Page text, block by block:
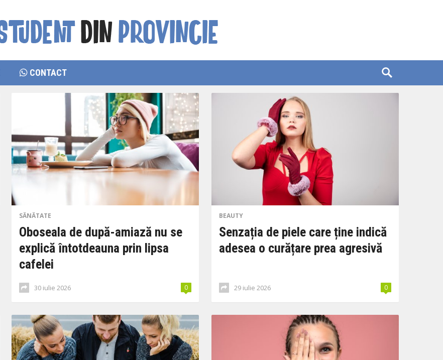
CONTACT
SĂNĂTATE
Oboseala de după-amiază nu se
explică întotdeauna prin lipsa
cafelei
30 iulie 2026 0
BEAUTY
Senzația de piele care ține indică
adesea o curățare prea agresivă
29 iulie 2026 0